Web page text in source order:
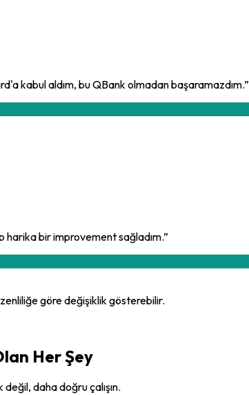
kabul aldım, bu QBank olmadan başaramazdım.”
harika bir improvement sağladım.”
göre değişiklik gösterebilir.
Her Şey
değil, daha doğru çalışın.